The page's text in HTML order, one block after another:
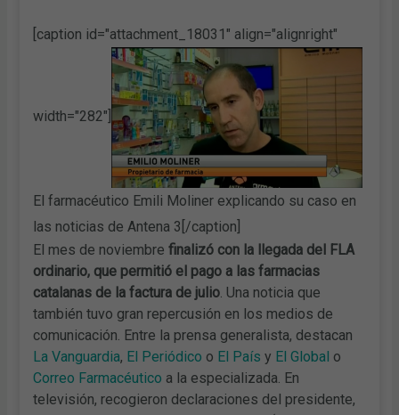
[caption id="attachment_18031" align="alignright"
width="282"]
El farmacéutico Emili Moliner explicando su caso en
las noticias de Antena 3[/caption]
El mes de noviembrefinalizó con la llegada del FLA
ordinario, que permitió el pago a las farmacias
catalanas de la factura de julio. Una noticia que
también tuvo gran repercusión en los medios de
comunicación. Entre la prensa generalista, destacan
La Vanguardia, El Periódico o El País y El Global o
Correo Farmacéutico a la especializada. En
televisión, recogieron declaraciones del presidente,